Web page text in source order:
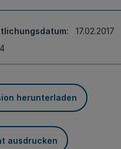
17.02.2017
herunterladen
ausdrucken